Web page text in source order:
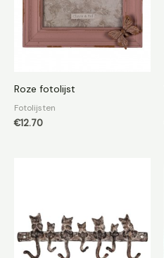
Roze fotolijst
Fotolijsten
€12.70